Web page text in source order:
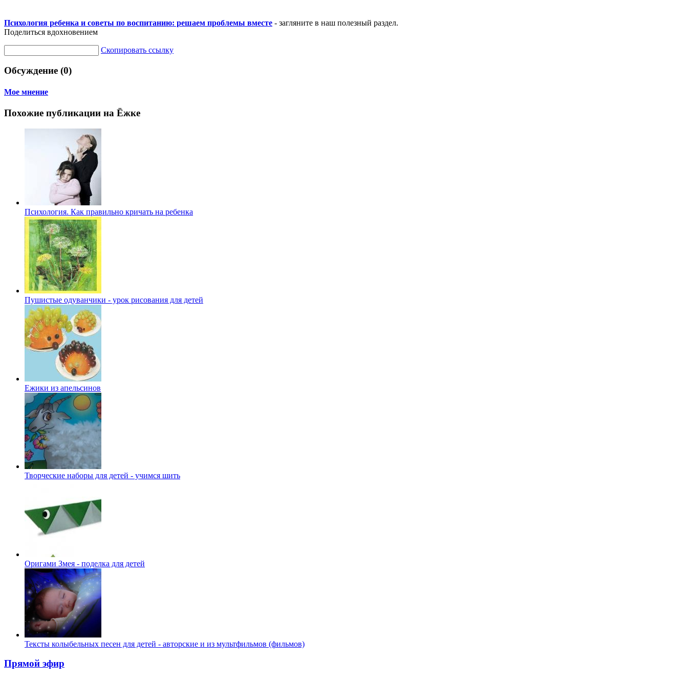
Психология ребенка и советы по воспитанию: решаем проблемы вместе - загляните в наш полезный раздел.
Поделиться вдохновением
Скопировать ссылку
Обсуждение (0)
Мое мнение
Похожие публикации на Ёжке
Психология. Как правильно кричать на ребенка
Пушистые одуванчики - урок рисования для детей
Ежики из апельсинов
Творческие наборы для детей - учимся шить
Оригами Змея - поделка для детей
Тексты колыбельных песен для детей - авторские и из мультфильмов (фильмов)
Прямой эфир